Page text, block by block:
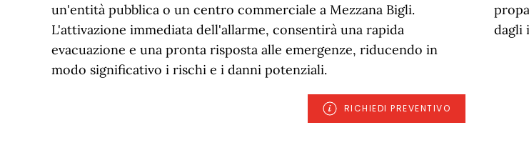
un'entità pubblica o un centro commerciale a Mezzana Bigli.
L'attivazione immediata dell'allarme, consentirà una rapida
evacuazione e una pronta risposta alle emergenze, riducendo in
modo significativo i rischi e i danni potenziali.
RICHIEDI PREVENTIVO
dagli